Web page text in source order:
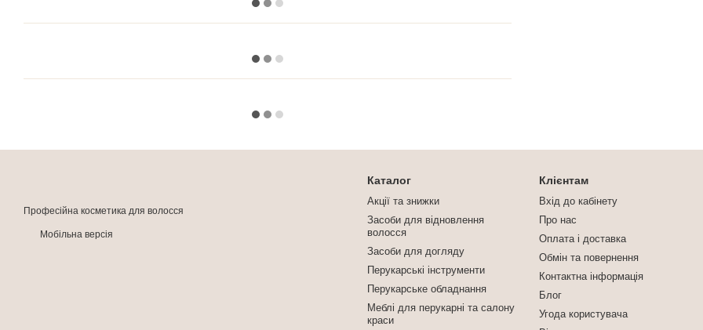
Професійна косметика для волосся
Мобільна версія
Каталог
Акції та знижки
Засоби для відновлення
волосся
Засоби для догляду
Перукарські інструменти
Перукарське обладнання
Меблі для перукарні та салону
краси
Клієнтам
Вхід до кабінету
Про нас
Оплата і доставка
Обмін та повернення
Контактна інформація
Блог
Угода користувача